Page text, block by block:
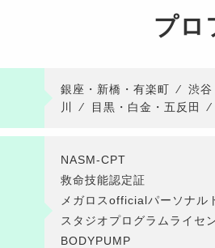
プロ
銀座・新橋・有楽町 ⁄ 渋谷
川
⁄ 目黒・白金・五反田 ⁄
NASM-CPT
救命技能認定証
メガロスofficialパーソナル
スタジオプログラムライセ
BODYPUMP